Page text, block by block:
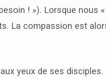
! »). Lorsque nous
La compassion est
yeux de ses disciples.